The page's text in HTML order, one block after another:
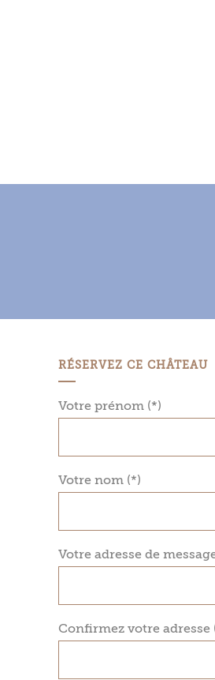
RÉSERVEZ CE CHÂTEAU
Votre prénom (*)
Votre nom (*)
Votre adresse de
Confirmez votre adresse